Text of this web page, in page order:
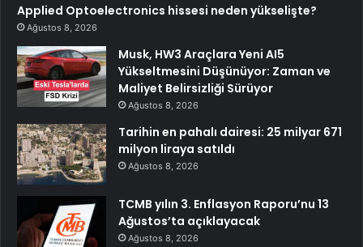
Applied Optoelectronics hissesi neden yükselişte?
Ağustos 8, 2026
Musk, HW3 Araçlara Yeni AI5
Yükseltmesini Düşünüyor: Zaman ve
Maliyet Belirsizliği Sürüyor
Ağustos 8, 2026
Tarihin en pahalı dairesi: 25 milyar 671
milyon liraya satıldı
Ağustos 8, 2026
TCMB yılın 3. Enflasyon Raporu’nu 13
Ağustos’ta açıklayacak
Ağustos 8, 2026